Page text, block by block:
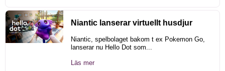
Niantic lanserar virtuellt husdjur
Niantic, spelbolaget bakom t ex Pokemon Go,
lanserar nu Hello Dot som...
Läs mer